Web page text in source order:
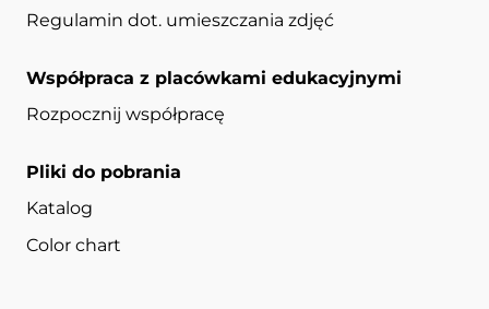
Regulamin dot. umieszczania zdjęć
Współpraca z placówkami edukacyjnymi
Rozpocznij współpracę
Pliki do pobrania
Katalog
Color chart